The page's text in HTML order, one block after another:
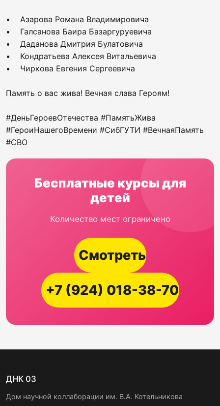
• Азарова Романа Владимировича
• Галсанова Баира Базаргуруевича
• Даданова Дмитрия Булатовича
• Кондратьева Алексея Витальевича
• Чиркова Евгения Сергеевича
Память о вас жива! Вечная слава Героям!
#ДеньГероевОтечества #ПамятьЖива
#ГероиНашегоВремени #СибГУТИ #ВечнаяПамять
#СВО
Бесплатные курсы для
детей
Количество мест ограничено
Смотреть
+7 (924) 018-38-70
ДНК 03
Дом научной коллаборации им. В.А. Котельникова